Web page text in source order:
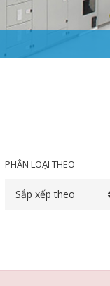
PHÂN LOẠI THEO
Sắp xếp theo